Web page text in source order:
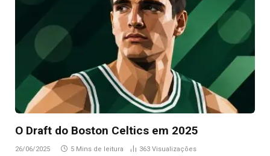
O Draft do Boston Celtics em 2025
26/06/2025 5 Mins de leitura 363 Visualizações